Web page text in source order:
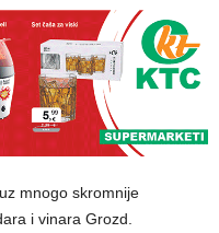
mnogo skromnije
i vinara Grozd.